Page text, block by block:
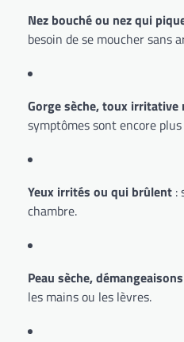
Nez bouché ou nez qui
besoin de se moucher sans
Gorge sèche, toux irritative
symptômes sont encore
Yeux irrités ou qui brûlent :
chambre.
Peau sèche, démangeaisons
les mains ou les lèvres.